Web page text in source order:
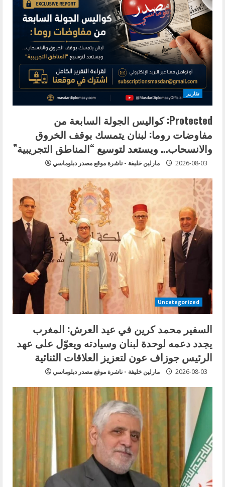
تقارير
Protected: كواليس الجولة السابعة من
مفاوضات روما: لبنان يتمسك بوقف الخروق
والانسحاب… ويستعد لتوسيع “المناطق التجريبية”
مارلين خليفة - ناشرة موقع مصدر دبلوماسي 2026-08-03
Uncategorized
السفير محمد كرين في عيد العرش: المغرب
يجدد دعمه لوحدة لبنان وسيادته ويعوّل على عهد
الرئيس جوزاف عون لتعزيز العلاقات الثنائية
مارلين خليفة - ناشرة موقع مصدر دبلوماسي 2026-08-03